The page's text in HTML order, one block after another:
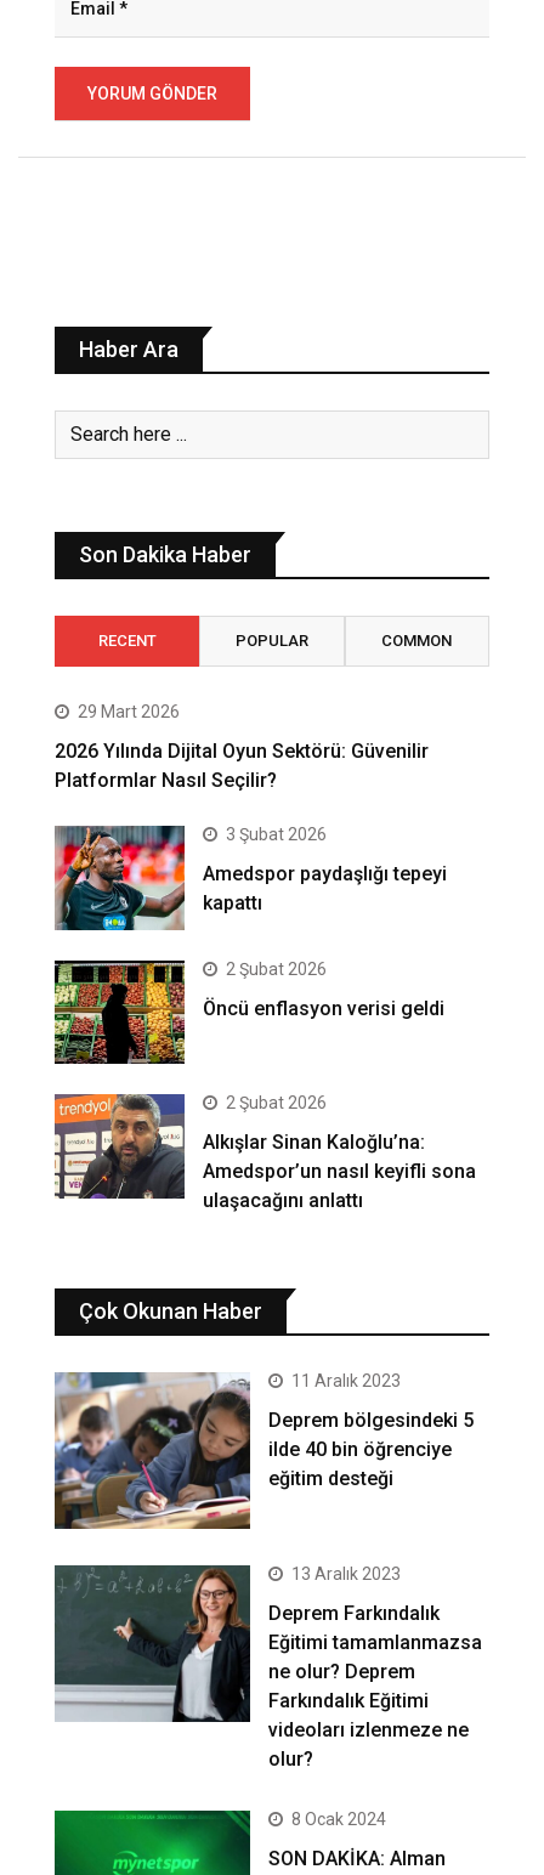
Haber Ara
Son Dakika Haber
RECENT POPULAR COMMON
29 Mart 2026
2026 Yılında Dijital Oyun Sektörü: Güvenilir
Platformlar Nasıl Seçilir?
3 Şubat 2026
Amedspor paydaşlığı tepeyi
kapattı
2 Şubat 2026
Öncü enflasyon verisi geldi
2 Şubat 2026
Alkışlar Sinan Kaloğlu’na:
Amedspor’un nasıl keyifli sona
ulaşacağını anlattı
Çok Okunan Haber
11 Aralık 2023
Deprem bölgesindeki 5
ilde 40 bin öğrenciye
eğitim desteği
13 Aralık 2023
Deprem Farkındalık
Eğitimi tamamlanmazsa
ne olur? Deprem
Farkındalık Eğitimi
videoları izlenmeze ne
olur?
8 Ocak 2024
SON DAKİKA: Alman